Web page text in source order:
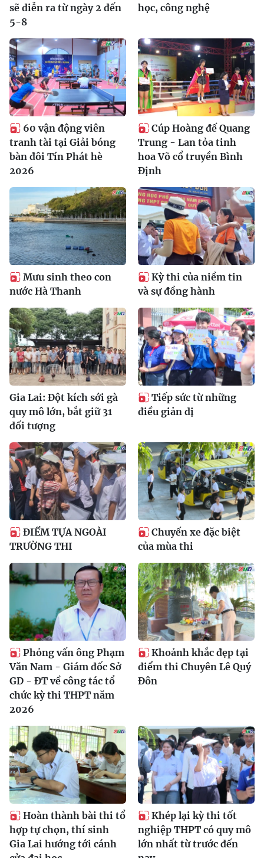
sẽ diễn ra từ ngày 2 đến
5-8
học, công nghệ
60 vận động viên
tranh tài tại Giải bóng
bàn đôi Tín Phát hè
2026
Cúp Hoàng đế Quang
Trung - Lan tỏa tinh
hoa Võ cổ truyền Bình
Định
Mưu sinh theo con
nước Hà Thanh
Kỳ thi của niềm tin
và sự đồng hành
Gia Lai: Đột kích sới gà
quy mô lớn, bắt giữ 31
đối tượng
Tiếp sức từ những
điều giản dị
ĐIỂM TỰA NGOÀI
TRƯỜNG THI
Chuyến xe đặc biệt
của mùa thi
Phỏng vấn ông Phạm
Văn Nam - Giám đốc Sở
GD - ĐT về công tác tổ
chức kỳ thi THPT năm
2026
Khoảnh khắc đẹp tại
điểm thi Chuyên Lê Quý
Đôn
Hoàn thành bài thi tổ
hợp tự chọn, thí sinh
Gia Lai hướng tới cánh
Khép lại kỳ thi tốt
nghiệp THPT có quy mô
lớn nhất từ trước đến